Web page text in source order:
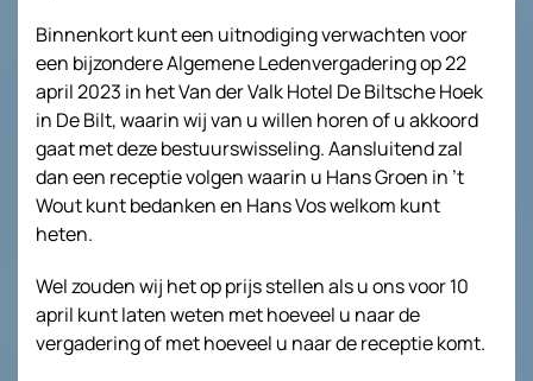
Binnenkort kunt een uitnodiging verwachten voor
een bijzondere Algemene Ledenvergadering op 22
april 2023 in het Van der Valk Hotel De Biltsche Hoek
in De Bilt, waarin wij van u willen horen of u akkoord
gaat met deze bestuurswisseling. Aansluitend zal
dan een receptie volgen waarin u Hans Groen in ’t
Wout kunt bedanken en Hans Vos welkom kunt
heten.
Wel zouden wij het op prijs stellen als u ons voor 10
april kunt laten weten met hoeveel u naar de
vergadering of met hoeveel u naar de receptie komt.